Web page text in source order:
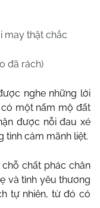
may thật chắc
đã rách)
nghe những lời
một nấm mộ đất
được nỗi đau xé
tình cảm mãnh liệt.
chất phác chân
và tình yêu thương
tự nhiên, từ đó có